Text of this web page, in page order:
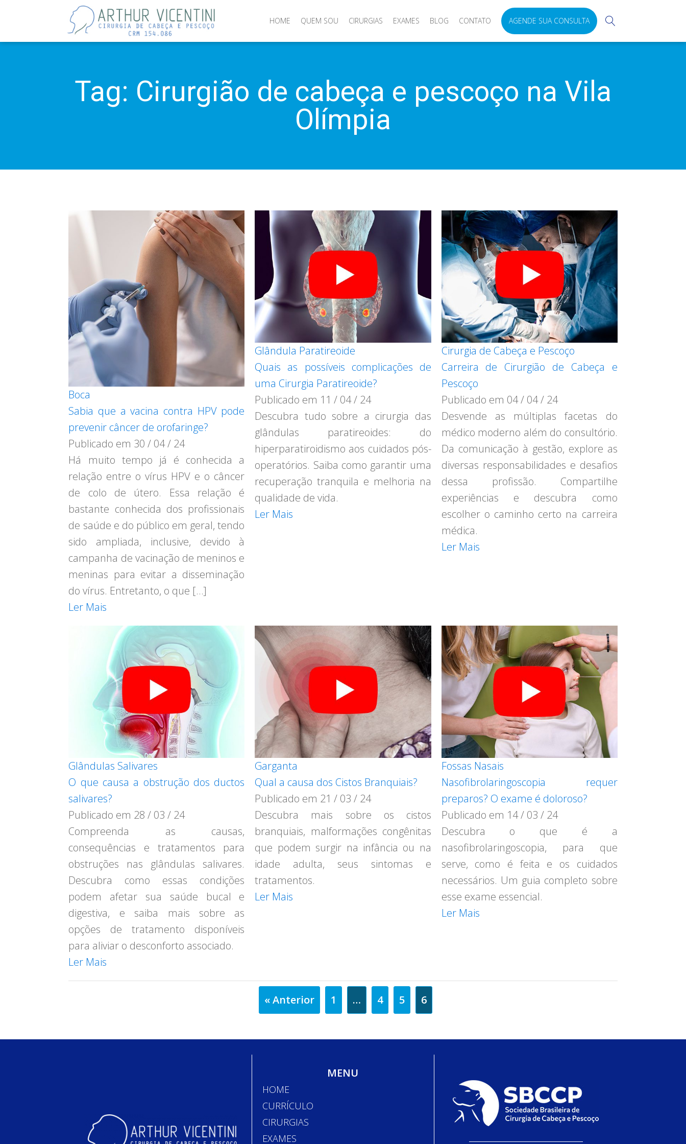
HOME QUEM SOU CIRURGIAS EXAMES BLOG CONTATO AGENDE SUA CONSULTA
Tag: Cirurgião de cabeça e pescoço na Vila
Olímpia
Boca
Sabia que a vacina contra HPV pode
prevenir câncer de orofaringe?
Publicado em 30 / 04 / 24
Há muito tempo já é conhecida a
relação entre o vírus HPV e o câncer
de colo de útero. Essa relação é
bastante conhecida dos profissionais
de saúde e do público em geral, tendo
sido ampliada, inclusive, devido à
campanha de vacinação de meninos e
meninas para evitar a disseminação
do vírus. Entretanto, o que […]
Ler Mais
Glândula Paratireoide
Quais as possíveis complicações de
uma Cirurgia Paratireoide?
Publicado em 11 / 04 / 24
Descubra tudo sobre a cirurgia das
glândulas paratireoides: do
hiperparatiroidismo aos cuidados pós-
operatórios. Saiba como garantir uma
recuperação tranquila e melhoria na
qualidade de vida.
Ler Mais
Cirurgia de Cabeça e Pescoço
Carreira de Cirurgião de Cabeça e
Pescoço
Publicado em 04 / 04 / 24
Desvende as múltiplas facetas do
médico moderno além do consultório.
Da comunicação à gestão, explore as
diversas responsabilidades e desafios
dessa profissão. Compartilhe
experiências e descubra como
escolher o caminho certo na carreira
médica.
Ler Mais
Glândulas Salivares
O que causa a obstrução dos ductos
salivares?
Publicado em 28 / 03 / 24
Compreenda as causas,
consequências e tratamentos para
obstruções nas glândulas salivares.
Descubra como essas condições
podem afetar sua saúde bucal e
digestiva, e saiba mais sobre as
opções de tratamento disponíveis
para aliviar o desconforto associado.
Ler Mais
Garganta
Qual a causa dos Cistos Branquiais?
Publicado em 21 / 03 / 24
Descubra mais sobre os cistos
branquiais, malformações congênitas
que podem surgir na infância ou na
idade adulta, seus sintomas e
tratamentos.
Ler Mais
Fossas Nasais
Nasofibrolaringoscopia requer
preparos? O exame é doloroso?
Publicado em 14 / 03 / 24
Descubra o que é a
nasofibrolaringoscopia, para que
serve, como é feita e os cuidados
necessários. Um guia completo sobre
esse exame essencial.
Ler Mais
« Anterior 1 … 4 5 6
MENU
HOME
CURRÍCULO
CIRURGIAS
EXAMES